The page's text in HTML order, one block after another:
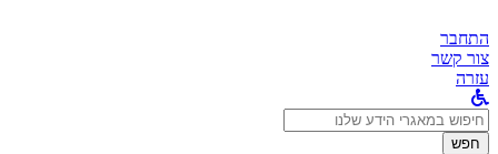
התחבר
צור קשר
עזרה
לחפש
ב:חפש